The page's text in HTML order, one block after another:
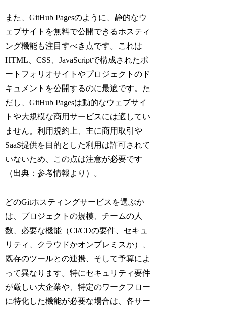
また、GitHub Pagesのように、静的なウ
ェブサイトを無料で公開できるホスティ
ング機能も注目すべき点です。これは
HTML、CSS、JavaScriptで構成されたポ
ートフォリオサイトやプロジェクトのド
キュメントを公開するのに最適です。た
だし、GitHub Pagesは動的なウェブサイ
トや大規模な商用サービスには適してい
ません。利用規約上、主に商用取引や
SaaS提供を目的とした利用は許可されて
いないため、この点は注意が必要です
（出典：参考情報より）。
どのGitホスティングサービスを選ぶか
は、プロジェクトの規模、チームの人
数、必要な機能（CI/CDの要件、セキュ
リティ、クラウドかオンプレミスか）、
既存のツールとの連携、そして予算によ
って異なります。特にセキュリティ要件
が厳しい大企業や、特定のワークフロー
に特化した機能が必要な場合は、各サー